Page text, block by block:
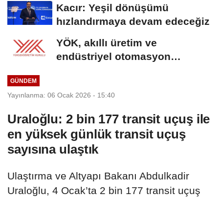
Kacır: Yeşil dönüşümü
hızlandırmaya devam edeceğiz
YÖK, akıllı üretim ve
endüstriyel otomasyon
GÜNDEM
Yayınlanma: 06 Ocak 2026 - 15:40
Uraloğlu: 2 bin 177 transit uçuş ile
en yüksek günlük transit uçuş
sayısına ulaştık
Ulaştırma ve Altyapı Bakanı Abdulkadir
Uraloğlu, 4 Ocak’ta 2 bin 177 transit uçuş